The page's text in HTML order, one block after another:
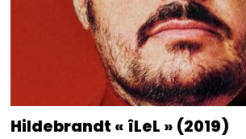
Hildebrandt « îLeL » (2019)